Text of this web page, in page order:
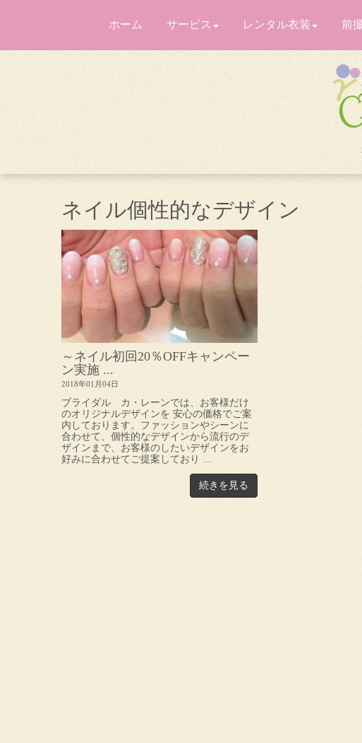
ホーム サービス レンタル衣装 前
ネイル個性的なデザイン
～ネイル初回20％OFFキャンペー
ン実施 ...
2018年01月04日
ブライダル カ・レーンでは、お客様だけ
のオリジナルデザインを 安心の価格でご案
内しております。ファッションやシーンに
合わせて、個性的なデザインから流行のデ
ザインまで、お客様のしたいデザインをお
好みに合わせてご提案しており ...
続きを見る